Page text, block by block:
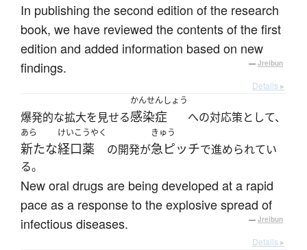
In publishing the second edition of the research
book, we have reviewed the contents of the first
edition and added information based on new
findings.
— Jreibun
Details ▸
爆発的な拡大を見せる
かんせんしょう
感染症 への対応策として、
あら
新たな
けいこうやく
経口薬 の開発が
きゅう
急ピッチで進められてい
る。
New oral drugs are being developed at a rapid
pace as a response to the explosive spread of
infectious diseases.
— Jreibun
Details ▸